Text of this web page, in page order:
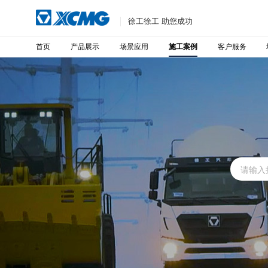
徐工徐工 助您成功
首页 产品展示 场景应用 施工案例 客户服务